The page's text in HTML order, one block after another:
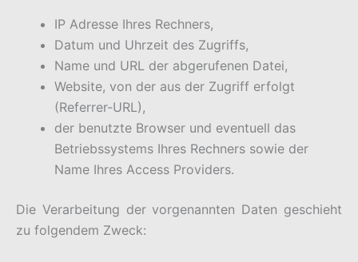
IP Adresse Ihres Rechners,
Datum und Uhrzeit des Zugriffs,
Name und URL der abgerufenen Datei,
Website, von der aus der Zugriff erfolgt
(Referrer-URL),
der benutzte Browser und eventuell das
Betriebssystems Ihres Rechners sowie der
Name Ihres Access Providers.
Die Verarbeitung der vorgenannten Daten geschieht
zu folgendem Zweck: